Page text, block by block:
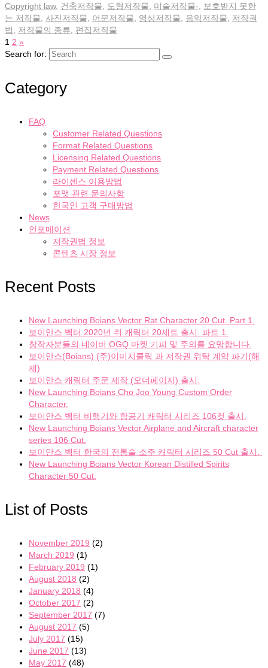
Copyright law, 건축저작물 도형저작물 미술저작물-
보호받지 못한
는 저작물
사진저작물 어문저작물 영상저작물 음악저작물
저작권
법
저작물의 종류
편집저작물
1 2 »
Search for:
Category
FAQ
Customer Related Questions
Format Related Questions
Licensing Related Questions
Payment Related Questions
라이센스 이용방법
포맷 관련 문의사항
한국인 고객 구매방법
News
인포메이션
저작권법 정보
콘텐츠 시장 정보
Recent Posts
New Launching Boians Vector Rat Character 20 Cut. Part 1.
보이안스 벡터 2020년 쥐 캐릭터 20세트 출시. 파트 1.
창작자분들의 네이버 OGQ 마켓 기피 및 주의를 요망합니다.
보이안스(Boians) (주)이미지클릭 과 저작권 위탁 계약 파기(해
제)
보이안스 캐릭터 주문 제작 (오더페이지) 출시.
New Launching Boians Cho Joo Young Custom Order
Character.
보이안스 벡터 비행기와 항공기 캐릭터 시리즈 106컷 출시.
New Launching Boians Vector Airplane and Aircraft character
series 106 Cut.
보이안스 벡터 한국의 전통술 소주 캐릭터 시리즈 50 Cut 출시.
New Launching Boians Vector Korean Distilled Spirits
Character 50 Cut.
List of Posts
November 2019 (2)
March 2019 (1)
February 2019 (1)
August 2018 (2)
January 2018 (4)
October 2017 (2)
September 2017 (7)
August 2017 (5)
July 2017 (15)
June 2017 (13)
May 2017 (48)